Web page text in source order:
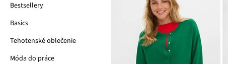
Bestsellery
Basics
Tehotenské oblečenie
Móda do práce